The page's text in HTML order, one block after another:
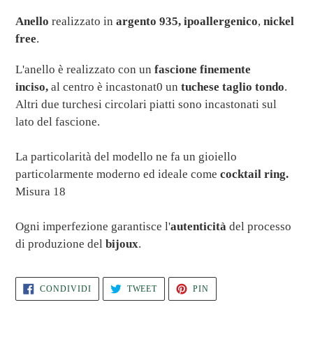
del
prodotto
carrello
Anello realizzato in argento 935, ipoallergenico, nickel
free.
L'anello è realizzato con un fascione finemente
inciso, al centro è incastonat0 un tuchese taglio tondo.
Altri due turchesi circolari piatti sono incastonati sul
lato del fascione.
La particolarità del modello ne fa un gioiello
particolarmente moderno ed ideale come cocktail ring.
Misura 18
Ogni imperfezione garantisce l'autenticità del processo
di produzione del bijoux.
CONDIVIDICONDIVIDI
FACEBOOK
TWEETTWITTA
TWITTER
PIN
PINTEREST